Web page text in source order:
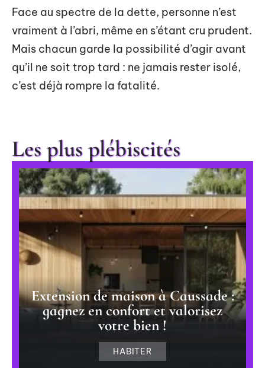
Face au spectre de la dette, personne n’est
vraiment à l’abri, même en s’étant cru prudent.
Mais chacun garde la possibilité d’agir avant
qu’il ne soit trop tard : ne jamais rester isolé,
c’est déjà rompre la fatalité.
Les plus plébiscités
Extension de maison à Caussade :
gagnez en confort et valorisez
votre bien !
HABITER